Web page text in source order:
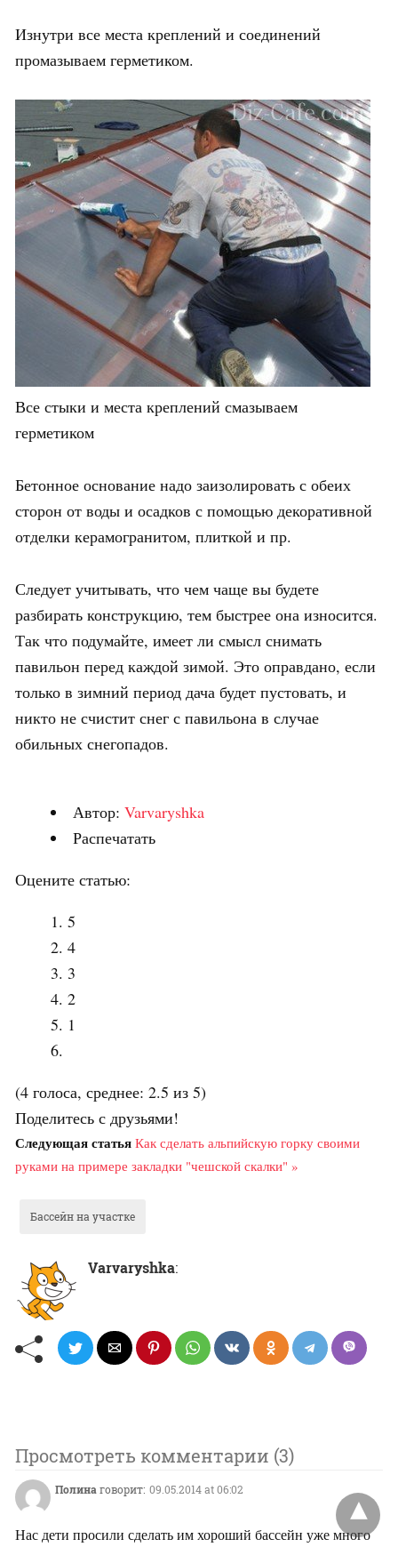
Изнутри все места креплений и соединений
промазываем герметиком.
Все стыки и места креплений смазываем
герметиком
Бетонное основание надо заизолировать с обеих
сторон от воды и осадков с помощью декоративной
отделки керамогранитом, плиткой и пр.
Следует учитывать, что чем чаще вы будете
разбирать конструкцию, тем быстрее она износится.
Так что подумайте, имеет ли смысл снимать
павильон перед каждой зимой. Это оправдано, если
только в зимний период дача будет пустовать, и
никто не счистит снег с павильона в случае
обильных снегопадов.
Автор: Varvaryshka
Распечатать
Оцените статью:
5
4
3
2
1
(4 голоса, среднее: 2.5 из 5)
Поделитесь с друзьями!
Следующая статья Как сделать альпийскую горку своими
руками на примере закладки "чешской скалки" »
Бассейн на участке
Varvaryshka:
Проcмотреть комментарии (3)
Полина говорит: 09.05.2014 at 06:02
Нас дети просили сделать им хороший бассейн уже много